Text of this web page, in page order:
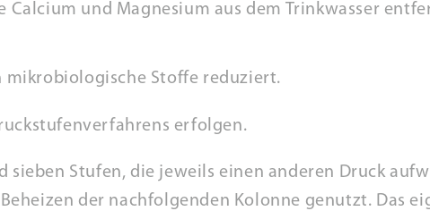
Calcium und Magnesium aus dem Trinkwasser
mikrobiologische Stoffe reduziert.
erfolgen.
Stufen, die jeweils einen anderen Druck
der nachfolgenden Kolonne genutzt. Das